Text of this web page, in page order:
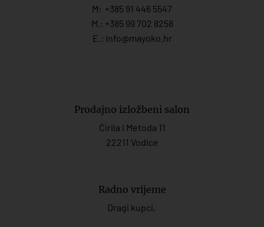
M: +385 91 446 5547
M.: +385 99 702 8258
E.: info@mayoko. hr
Prodajno izložbeni salon
Ćirila i Metoda 11
22211 Vodice
Radno vrijeme
Dragi kupci,